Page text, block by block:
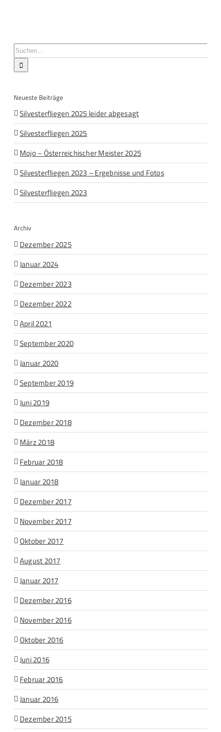
Suche
nach:
Neueste Beiträge
Silvesterfliegen 2025 leider abgesagt
Silvesterfliegen 2025
Mojo – Österreichischer Meister 2025
Silvesterfliegen 2023 – Ergebnisse und Fotos
Silvesterfliegen 2023
Archiv
Dezember 2025
Januar 2024
Dezember 2023
Dezember 2022
April 2021
September 2020
Januar 2020
September 2019
Juni 2019
Dezember 2018
März 2018
Februar 2018
Januar 2018
Dezember 2017
November 2017
Oktober 2017
August 2017
Januar 2017
Dezember 2016
November 2016
Oktober 2016
Juni 2016
Februar 2016
Januar 2016
Dezember 2015